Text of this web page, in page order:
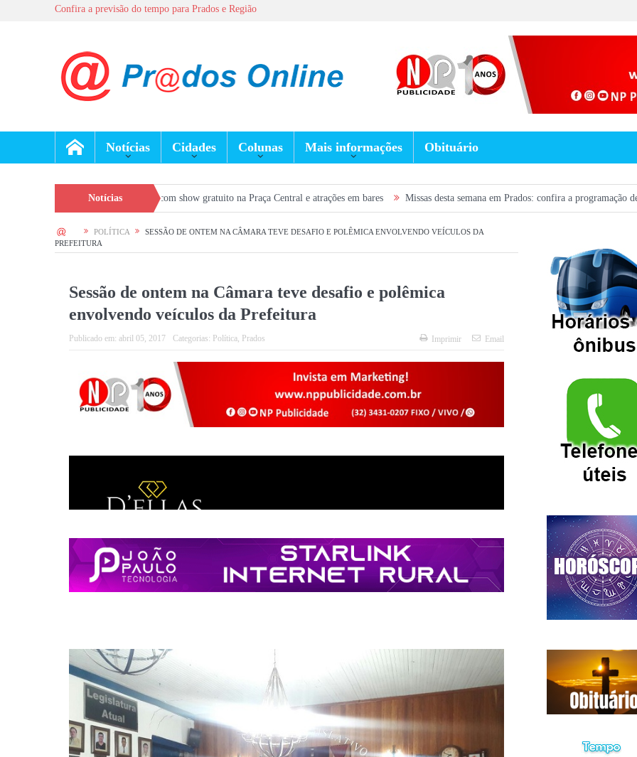
Confira a previsão do tempo para Prados e Região
Notícias Cidades Colunas Mais informações Obituário
Notícias
em Prados, com show gratuito na Praça Central e atrações em bares Missas desta semana em Prados: confira a programação de 5 a 9 de
HOME POLÍTICA
SESSÃO DE ONTEM NA CÂMARA TEVE DESAFIO E POLÊMICA ENVOLVENDO VEÍCULOS DA
PREFEITURA
Sessão de ontem na Câmara teve desafio e polêmica
envolvendo veículos da Prefeitura
Publicado em: abril 05, 2017 Categorias: Política, Prados Imprimir Email